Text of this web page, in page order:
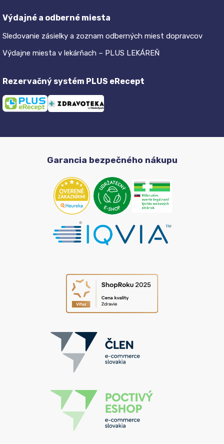
Výdajné a odberné miesta
Sledovanie zásielky a zoznam odberných miest dopravcov
Výdajne miesta v lekárňach – PLUS LEKÁREŇ
Rezervačný systém PLUS eRecept
Garancia bezpečného nákupu